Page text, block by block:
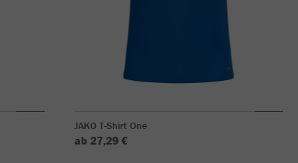
JAKO T-Shirt One
ab 27,29 €